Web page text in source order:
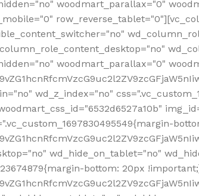
woodmart_parallax="0"
woodmart_parallax="0"
wd_z_index="no"
wd_hide_on_tablet="no"
bottom: 20px